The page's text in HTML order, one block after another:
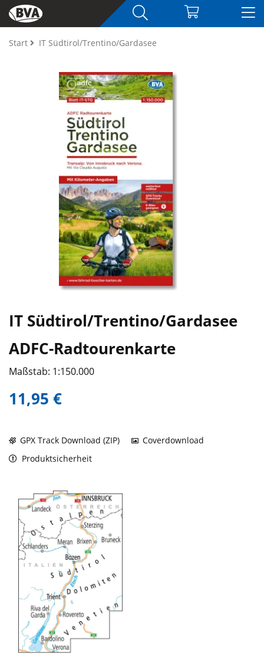
Start IT Südtirol/Trentino/Gardasee
IT Südtirol/Trentino/Gardasee
ADFC-Radtourenkarte
Maßstab: 1:150.000
11,95 €
GPX Track Download (ZIP)
Coverdownload
Produktsicherheit